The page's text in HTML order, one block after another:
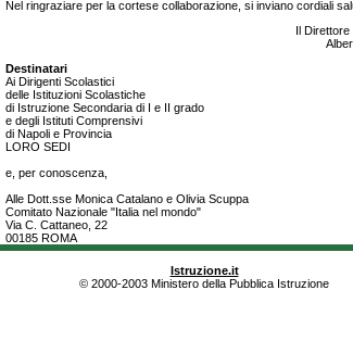
Nel ringraziare per la cortese collaborazione, si inviano cordiali
Il
Destinatari
Ai Dirigenti Scolastici
delle Istituzioni Scolastiche
di Istruzione Secondaria di I e II grado
e degli Istituti Comprensivi
di Napoli e Provincia
LORO SEDI
e, per conoscenza,
Alle Dott.sse Monica Catalano e Olivia Scuppa
Comitato Nazionale "Italia nel mondo"
Via C. Cattaneo, 22
00185 ROMA
Istruzione.it
© 2000-2003 Ministero della Pubblica Istruzione